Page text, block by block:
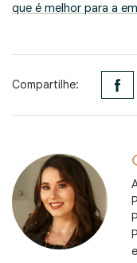
que é melhor para a
Compartilhe: